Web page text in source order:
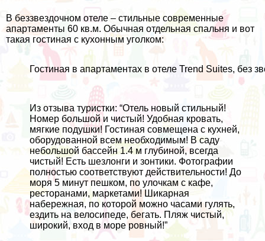
В беззвездочном отеле – стильные современные
апартаменты 60 кв.м. Обычная отдельная спальня и вот
такая гостиная с кухонным уголком:
Гостиная в апартаментах в отеле Trend Suites, без
Из отзыва туристки: “Отель новый стильный!
Номер большой и чистый! Удобная кровать,
мягкие подушки! Гостиная совмещена с кухней,
оборудованной всем необходимым! В саду
небольшой бассейн 1.4 м глубиной, всегда
чистый! Есть шезлонги и зонтики. Фотографии
полностью соответствуют действительности! До
моря 5 минут пешком, по улочкам с кафе,
ресторанами, маркетами! Шикарная
набережная, по которой можно часами гулять,
ездить на велосипеде, бегать. Пляж чистый,
широкий, вход в море ровный!”